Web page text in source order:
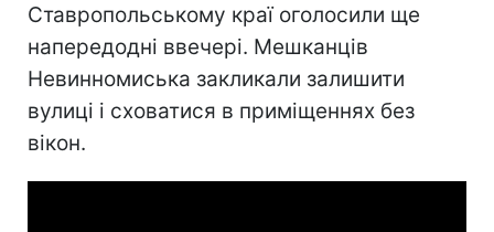
Ставропольському краї оголосили ще
напередодні ввечері. Мешканців
Невинномиська закликали залишити
вулиці і сховатися в приміщеннях без
вікон.